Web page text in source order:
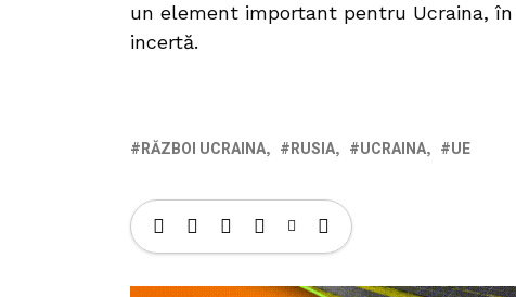
un element important pentru Ucraina,
incertă.
RĂZBOI UCRAINA RUSIA UCRAINA UE